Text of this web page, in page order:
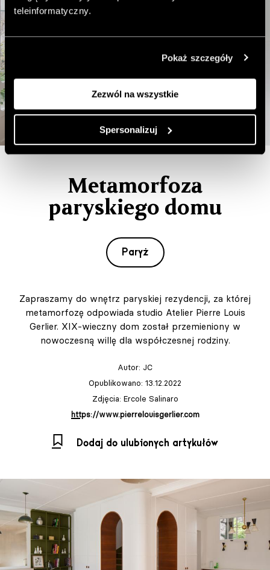
teleinformatyczny.
Pokaż szczegóły
Zezwól na wszystkie
Spersonalizuj
Metamorfoza
paryskiego domu
Paryż
Zapraszamy do wnętrz paryskiej rezydencji, za której
metamorfozę odpowiada studio Atelier Pierre Louis
Gerlier. XIX-wieczny dom został przemieniony w
nowoczesną willę dla współczesnej rodziny.
Autor: JC
Opublikowano: 13.12.2022
Zdjęcia: Ercole Salinaro
https://www.pierrelouisgerlier.com
Dodaj do ulubionych artykułów